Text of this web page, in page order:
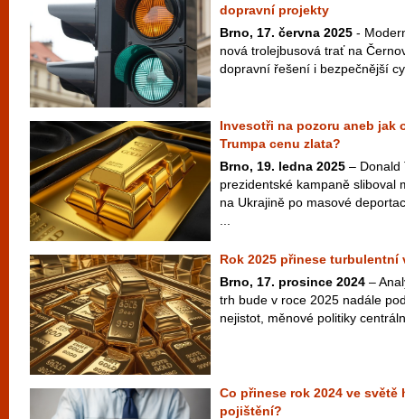
dopravní projekty
Brno, 17. června 2025 -
nová trolejbusová trať na
dopravní řešení i bezpečnější
Invesotři na pozoru aneb jak
Trumpa cenu zlata?
Brno, 19. ledna 2025 – Donald
prezidentské kampaně sliboval
na Ukrajině po masové
Rok 2025 přinese turbulentní
Brno, 17. prosince 2024 –
trh bude v roce 2025 nadále
nejistot, měnové politiky
Co přinese rok 2024 ve světě
pojištění?